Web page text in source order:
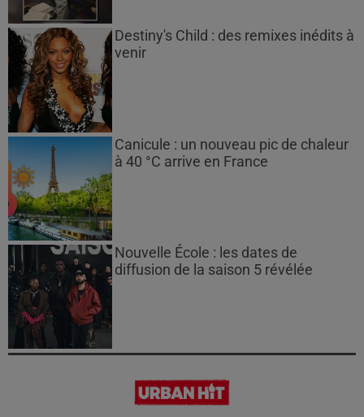
Destiny's Child : des remixes inédits à
venir
Canicule : un nouveau pic de chaleur
à 40 °C arrive en France
Nouvelle École : les dates de
diffusion de la saison 5 révélée